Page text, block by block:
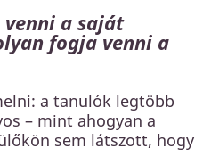
a saját
fogja venni a
a tanulók legtöbb
– mint ahogyan a
sem látszott, hogy